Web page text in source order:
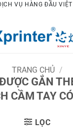
VỤ HÀNG ĐẦU
TRANG CHỦ /
GẮN
CẦM TAY
LỌC